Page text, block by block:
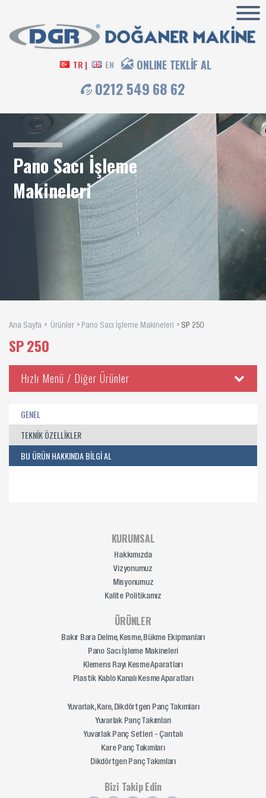
TR | EN ONLINE TEKLİF AL
0212 549 68 62
Pano Sacı İşleme
Makineleri
Ana Sayfa Ürünler Pano Sacı İşleme Makineleri SP 250
SP 250
Hızlı Menü / Diğer Ürünler
GENEL
TEKNİK ÖZELLİKLER
BU ÜRÜN HAKKINDA BİLGİ AL
KURUMSAL
Hakkımızda
Vizyonumuz
Misyonumuz
Kalite Politikamız
ÜRÜNLER
Bakır Bara Delme, Kesme, Bükme Ekipmanları
Pano Sacı İşleme Makineleri
Klemens Rayı Kesme Aparatları
Plastik Kablo Kanalı Kesme Aparatları
Yuvarlak, Kare, Dikdörtgen Panç Takımları
Yuvarlak Panç Takımları
Yuvarlak Panç Setleri - Çantalı
Kare Panç Takımları
Dikdörtgen Panç Takımları
Bizi Takip Edin